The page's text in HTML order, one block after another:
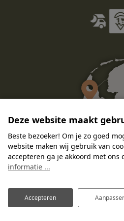
Deze website maakt
Beste bezoeker! Om je zo goed
website maken wij gebruik van
accepteren ga je akkoord met ons
informatie ...
Accepteren